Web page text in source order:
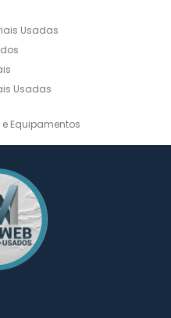
Usadas
Usadas
Equipamentos
CNC Usada
Usada
Hidráulica
Dobradeira Industrial
Industriais